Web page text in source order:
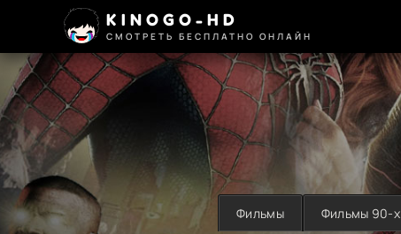
KINOGO-HD
СМОТРЕТЬ БЕСПЛАТНО ОНЛАЙН
Фильмы Фильмы 90-х